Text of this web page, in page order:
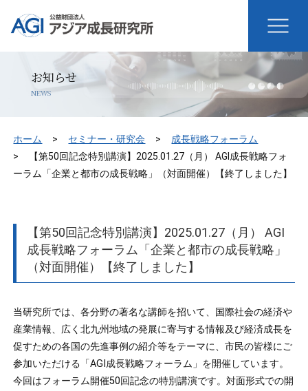
お知らせ
NEWS
ホーム セミナー・研究会
成長戦略フォーラム
【第50回記念特別講演】2025.01.27（月） AGI成長戦略フォ
ーラム「企業と都市の成長戦略」（対面開催）【終了しました】
【第50回記念特別講演】2025.01.27（月） AGI
成長戦略フォーラム「企業と都市の成長戦略」
（対面開催）【終了しました】
当研究所では、各分野の著名な講師を招いて、国際社会の経済や
産業情報、広く北九州地域の発展に寄与する情報及び経済成長を
促すための各国の先進事例の紹介等をテーマに、市民の皆様にご
参加いただける「AGI成長戦略フォーラム」を開催しています。
今回はフォーラム開催50回記念の特別講演です。対面形式での開